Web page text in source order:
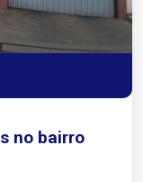
no bairro